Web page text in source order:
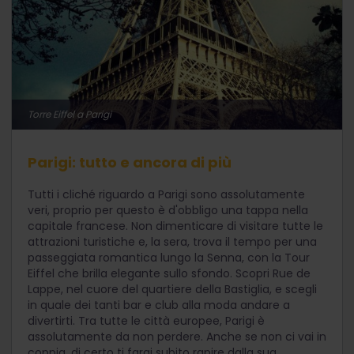
Torre Eiffel a Parigi
Parigi: tutto e ancora di più
Tutti i cliché riguardo a Parigi sono assolutamente
veri, proprio per questo è d'obbligo una tappa nella
capitale francese. Non dimenticare di visitare tutte le
attrazioni turistiche e, la sera, trova il tempo per una
passeggiata romantica lungo la Senna, con la Tour
Eiffel che brilla elegante sullo sfondo. Scopri Rue de
Lappe, nel cuore del quartiere della Bastiglia, e scegli
in quale dei tanti bar e club alla moda andare a
divertirti. Tra tutte le città europee, Parigi è
assolutamente da non perdere. Anche se non ci vai in